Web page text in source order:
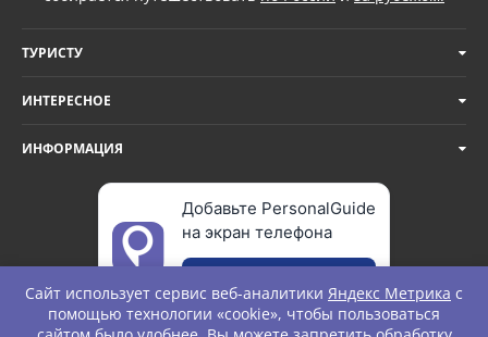
ТУРИСТУ
ИНТЕРЕСНОЕ
ИНФОРМАЦИЯ
Добавьте PersonalGuide
на экран телефона
Сайт использует сервис веб-аналитики Яндекс Метрика с
помощью технологии «cookie», чтобы пользоваться